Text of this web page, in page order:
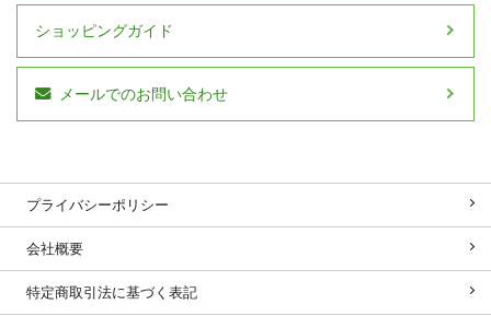
ショッピングガイド
メールでのお問い合わせ
プライバシーポリシー
会社概要
特定商取引法に基づく表記